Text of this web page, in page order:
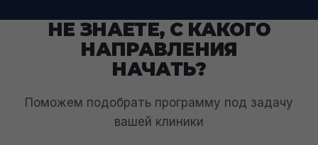
НЕ ЗНАЕТЕ, С КАКОГО
НАПРАВЛЕНИЯ
НАЧАТЬ?
Поможем подобрать программу под задачу
вашей клиники